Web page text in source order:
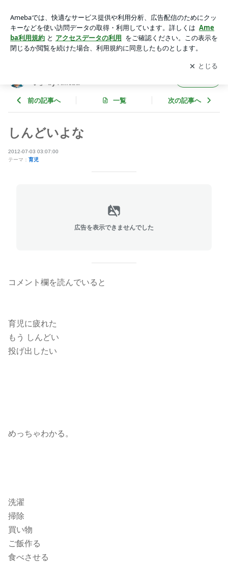
い」 by Ameba
アプリをダウンロードして ブログの更新通知
を受け取りまし
ょう。
開く
い」 by Ameba
前の記事へ 一覧 次の記事へ
しんどいよな
2012-07-03 03:07:00
テーマ： 育児
広告を表示できませんでした
コメント欄を読んでいると
育児に疲れた
もう しんどい
投げ出したい
めっちゃわかる。
洗濯
掃除
買い物
ご飯作る
食べさせる